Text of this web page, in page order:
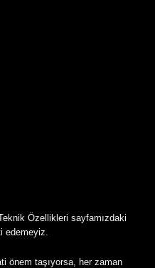
Özellikleri sayfamızdaki
edemeyiz.
önem taşıyorsa, her zaman